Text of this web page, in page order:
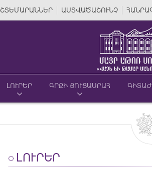
ՇՏԵՄԱՐԱՆՆԵՐ ԱՍՏՎԱԾԱՇՈՒՆՉ
ԼՈՒՐԵՐ ԳՐՔԻ ՑՈՒՑԱՍՐԱՀ
ԼՈՒՐԵՐ